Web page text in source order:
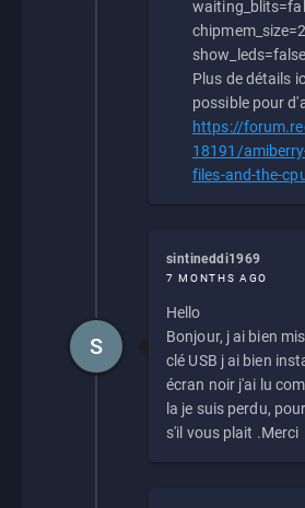
chipmem_size=2
show_leds=false
Plus de détails
possible pour
https://
18191/
files-and-the-
sintineddi1969
7 MONTHS AGO
Hello
Bonjour, j ai bien
clé USB j ai bien
écran noir j'ai lu
la je suis perdu,
s'il vous plait .Merci
S